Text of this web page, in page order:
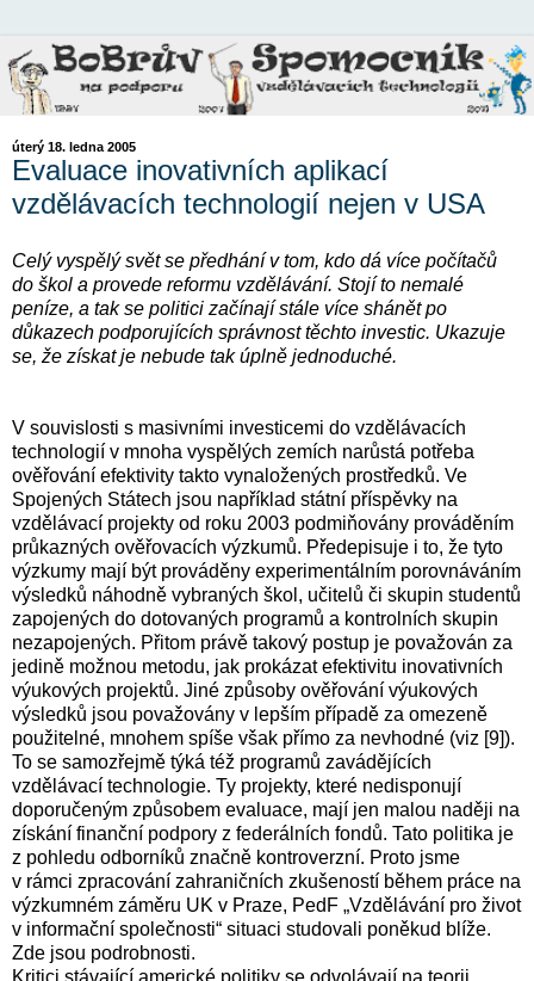
úterý 18. ledna 2005
Evaluace inovativních aplikací
vzdělávacích technologií nejen v USA
Celý vyspělý svět se předhání v tom, kdo dá více počítačů
do škol a provede reformu vzdělávání. Stojí to nemalé
peníze, a tak se politici začínají stále více shánět po
důkazech podporujících správnost těchto investic. Ukazuje
se, že získat je nebude tak úplně jednoduché.
V souvislosti s masivními investicemi do vzdělávacích
technologií v mnoha vyspělých zemích narůstá potřeba
ověřování efektivity takto vynaložených prostředků. Ve
Spojených Státech jsou například státní příspěvky na
vzdělávací projekty od roku 2003 podmiňovány prováděním
průkazných ověřovacích výzkumů. Předepisuje i to, že tyto
výzkumy mají být prováděny experimentálním porovnáváním
výsledků náhodně vybraných škol, učitelů či skupin studentů
zapojených do dotovaných programů a kontrolních skupin
nezapojených. Přitom právě takový postup je považován za
jedině možnou metodu, jak prokázat efektivitu inovativních
výukových projektů. Jiné způsoby ověřování výukových
výsledků jsou považovány v lepším případě za omezeně
použitelné, mnohem spíše však přímo za nevhodné (viz [9]).
To se samozřejmě týká též programů zavádějících
vzdělávací technologie. Ty projekty, které nedisponují
doporučeným způsobem evaluace, mají jen malou naději na
získání finanční podpory z federálních fondů. Tato politika je
z pohledu odborníků značně kontroverzní. Proto jsme
v rámci zpracování zahraničních zkušeností během práce na
výzkumném záměru UK v Praze, PedF „Vzdělávání pro život
v informační společnosti“ situaci studovali poněkud blíže.
Zde jsou podrobnosti.
Kritici stávající americké politiky se odvolávají na teorii